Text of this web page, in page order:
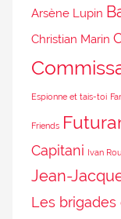
Arsène Lupin
Christian Marin
Espionne et tais-toi
Friends
Capitani Ivan
Jean-
Les brigades